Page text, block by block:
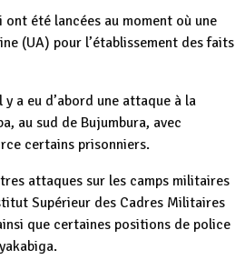
été lancées au moment où une
(UA) pour l’établissement des faits
a eu d’abord une attaque à la
au sud de Bujumbura, avec
certains prisonniers.
attaques sur les camps militaires
Supérieur des Cadres Militaires
que certaines positions de police